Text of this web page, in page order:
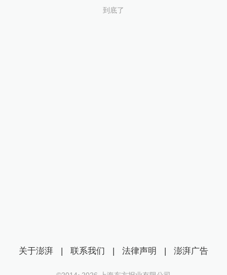
到底了
关于澎湃 | 联系我们 | 法律声明 | 澎湃广告